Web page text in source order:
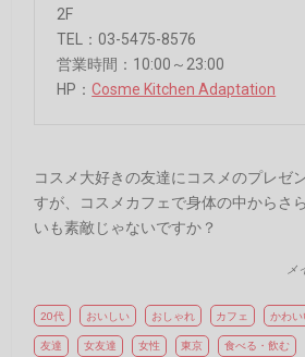
2F
TEL：03-5475-8576
営業時間：10:00～23:00
HP：Cosme Kitchen Adaptation
コスメ大好きの友達にコスメのプレゼ
すが、コスメカフェで身体の中からさ
いも素敵じゃないですか？
メ
20代 おいしい おしゃれ カフェ かわい
友達 女友達 女性 東京 食べる・飲む